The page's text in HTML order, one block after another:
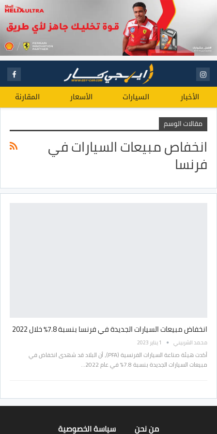
الأخبار السيارات الأسعار المقارنة
مقالات الوسم
انخفاص مبيعات السيارات في
فرنسا
انخفاض مبيعات السيارات الجديدة في فرنسا بنسبة 7.8٪ خلال 2022
محمد الشربيني 1 يناير 2023
أكدت هيئة صناعة السيارات الفرنسية (PFA)، أن البلاد قد شهدى انخفاض في
مبيعات السيارات الجديدة بنسبة 7.8٪ في عام 2022…
من نحن سياسة الخصوصية